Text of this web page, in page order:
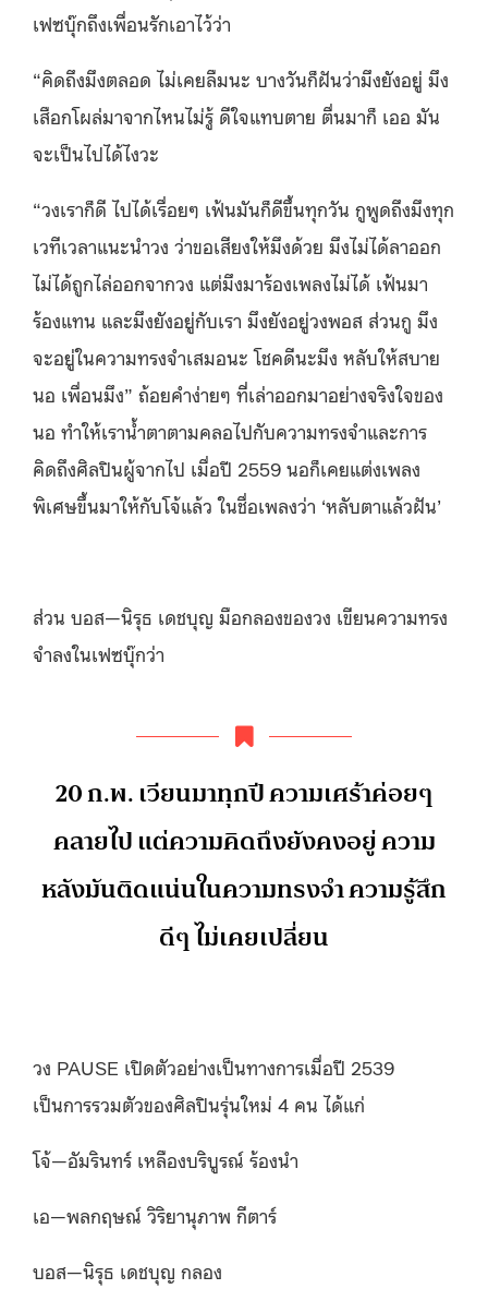
เฟซบุ๊กถึงเพื่อนรักเอาไว้ว่า
“คิดถึงมึงตลอด ไม่เคยลืมนะ บางวันก็ฝันว่ามึงยังอยู่ มึง
เสือกโผล่มาจากไหนไม่รู้ ดีใจแทบตาย ตื่นมาก็ เออ มัน
จะเป็นไปได้ไงวะ
“วงเราก็ดี ไปได้เรื่อยๆ เฟ้นมันก็ดีขึ้นทุกวัน กูพูดถึงมึงทุก
เวทีเวลาแนะนำวง ว่าขอเสียงให้มึงด้วย มึงไม่ได้ลาออก
ไม่ได้ถูกไล่ออกจากวง แต่มึงมาร้องเพลงไม่ได้ เฟ้นมา
ร้องแทน และมึงยังอยู่กับเรา มึงยังอยู่วงพอส ส่วนกู มึง
จะอยู่ในความทรงจำเสมอนะ โชคดีนะมึง หลับให้สบาย
นอ เพื่อนมึง” ถ้อยคำง่ายๆ ที่เล่าออกมาอย่างจริงใจของ
นอ ทำให้เราน้ำตาตามคลอไปกับความทรงจำและการ
คิดถึงศิลปินผู้จากไป เมื่อปี 2559 นอก็เคยแต่งเพลง
พิเศษขึ้นมาให้กับโจ้แล้ว ในชื่อเพลงว่า ‘หลับตาแล้วฝัน’
ส่วน บอส—นิรุธ เดชบุญ มือกลองของวง เขียนความทรง
จำลงในเฟซบุ๊กว่า
20 ก.พ. เวียนมาทุกปี ความเศร้าค่อยๆ
คลายไป แต่ความคิดถึงยังคงอยู่ ความ
หลังมันติดแน่นในความทรงจำ ความรู้สึก
ดีๆ ไม่เคยเปลี่ยน
วง PAUSE เปิดตัวอย่างเป็นทางการเมื่อปี 2539
เป็นการรวมตัวของศิลปินรุ่นใหม่ 4 คน ได้แก่
โจ้—อัมรินทร์ เหลืองบริบูรณ์ ร้องนำ
เอ—พลกฤษณ์ วิริยานุภาพ กีตาร์
บอส—นิรุธ เดชบุญ กลอง